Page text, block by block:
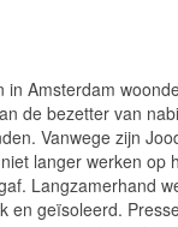
in Amsterdam
de bezetter van
Vanwege zijn
langer werken op
Langzamerhand
en geïsoleerd.